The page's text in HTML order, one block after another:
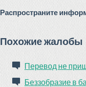
Распространите
Похожие жалобы
Перевод не
Беззобразие в